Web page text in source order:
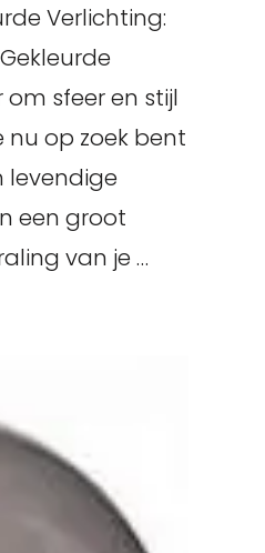
Verlichting:
sfeer en stijl
nu op zoek bent
levendige
een groot
van je …